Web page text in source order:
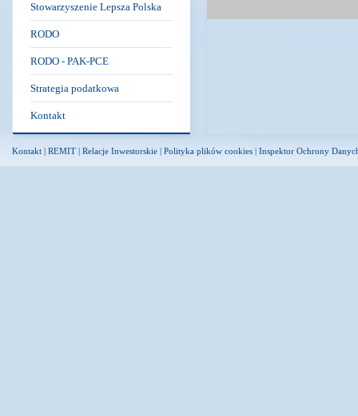
Stowarzyszenie Lepsza Polska
RODO
RODO - PAK-PCE
Strategia podatkowa
Kontakt
Kontakt | REMIT | Relacje Inwestorskie | Polityka plików cookies | Inspektor Ochrony